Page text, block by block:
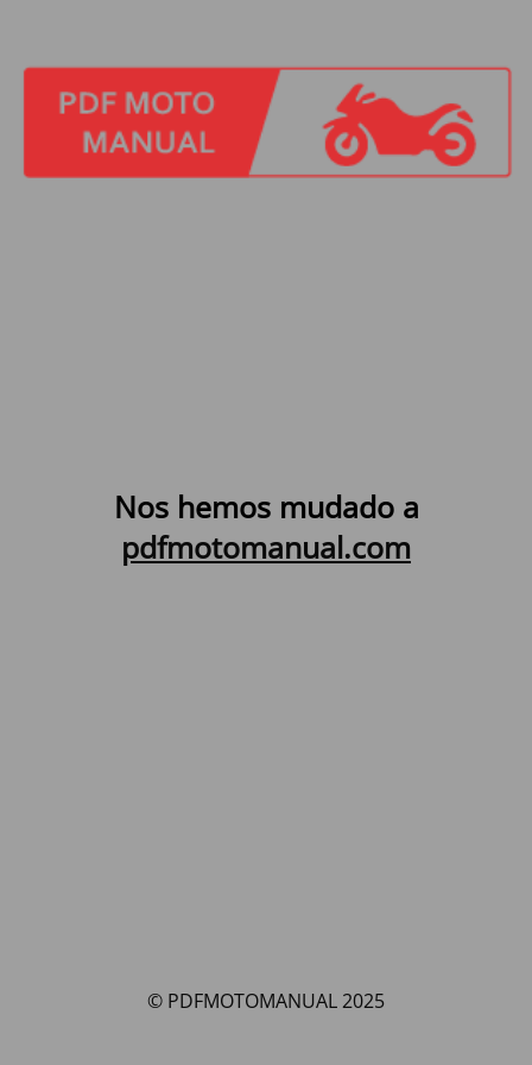
Nos hemos mudado a
pdfmotomanual.com
© PDFMOTOMANUAL 2025